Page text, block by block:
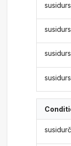
susidurs
susidurs